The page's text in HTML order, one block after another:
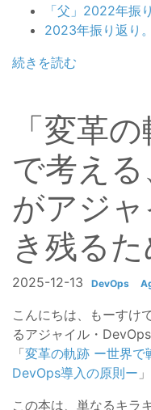
「父」2022年振
2023年振り返り
続きを読む
「変革
で考え
がアジ
き残るた
2025-12-13 DevOps
こんにちは、もーすけ
るアジャイル・
「変革の軌跡 ー世界で
DevOps導入の原則ー
この本は、単なるキラ